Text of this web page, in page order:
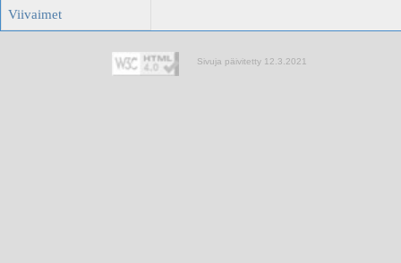
Viivaimet
Sivuja päivitetty 12.3.2021